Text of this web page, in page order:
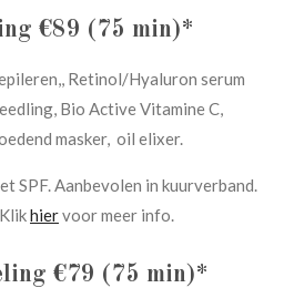
€89 (75 min)*
Retinol/Hyaluron serum
Bio Active Vitamine C,
masker, oil elixer.
SPF. Aanbevolen in kuurverband.
hiervoor meer info.
€79 (75 min)*